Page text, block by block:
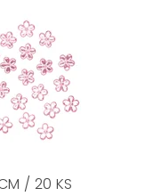
/ 20 KS